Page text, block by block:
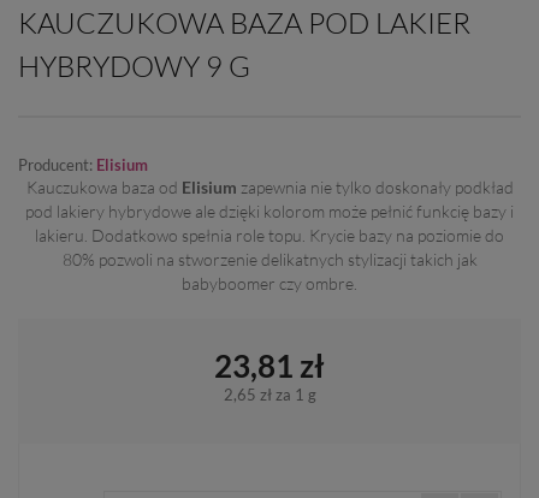
KAUCZUKOWA BAZA POD LAKIER
HYBRYDOWY 9 G
Producent: Elisium
Kauczukowa baza od Elisium zapewnia nie tylko doskonały podkład
pod lakiery hybrydowe ale dzięki kolorom może pełnić funkcię bazy i
lakieru. Dodatkowo spełnia role topu. Krycie bazy na poziomie do
80% pozwoli na stworzenie delikatnych stylizacji takich jak
babyboomer czy ombre.
23,81 zł
2,65 złza 1 g